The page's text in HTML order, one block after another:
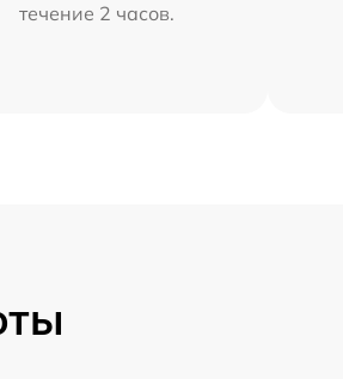
течение 2 часов.